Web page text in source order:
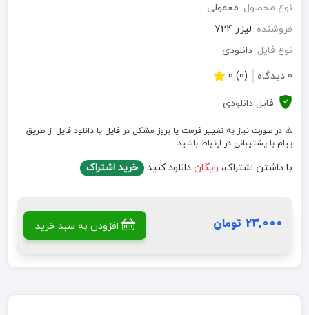
نوع محصول معمولی
فروشنده لیزر 724
نوع فایل دانلودی
0 دیدگاه
(0) 0
فایل دانلودی
⚠️ در صورت نیاز به تغییر فرمت یا بروز مشکل در فایل یا دانلود فایل از طریق
پیام با پشتیبانی در ارتباط باشید
با داشتن اشتراک، رایگان دانلود کنید خرید اشتراک
23,000 تومان افزودن به سبد خرید